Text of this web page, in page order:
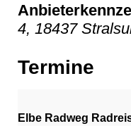
4, 18437
Termine
Elbe Radweg